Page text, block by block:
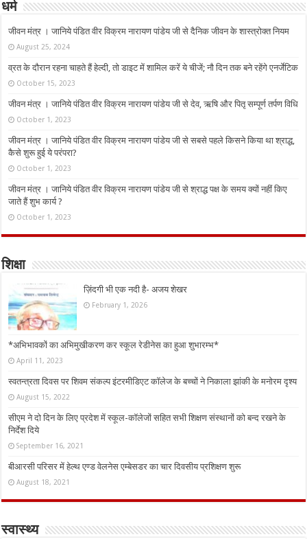
धर्म
जीवन मंत्र । जानिये पंडित वीर विक्रम नारायण पांडेय जी से दैनिक जीवन के शास्त्रोक्त नियम
August 25, 2024
व्रत के दौरान रहना चाहते हैं हेल्दी, तो डाइट में शामिल करें ये चीजें; नौ दिन तक बने रहेंगे एनर्जेटिक
October 15, 2023
जीवन मंत्र । जानिये पंडित वीर विक्रम नारायण पांडेय जी से देव, ऋषि और पितृ सम्पूर्ण तर्पण विधि
October 1, 2023
जीवन मंत्र । जानिये पंडित वीर विक्रम नारायण पांडेय जी से सबसे पहले किसने किया था श्राद्ध,
कैसे शुरू हुई ये परंपरा?
October 1, 2023
जीवन मंत्र । जानिये पंडित वीर विक्रम नारायण पांडेय जी से श्राद्ध पक्ष के समय क्यों नहीं किए
जाते हैं शुभ कार्य ?
October 1, 2023
शिक्षा
ज़िंदगी भी एक नदी है- अजय शेखर
February 1, 2026
*अभिभावकों का अभिमुखीकरण कर स्कूल रेडीनेस का हुआ शुभारम्भ*
April 11, 2023
स्वतन्त्रता दिवस पर शिवम संकल्प इंटरमीडिएट कॉलेज के बच्चों ने निकाला झांकी के मनोरम दृश्य
August 15, 2022
सीएम ने दो दिन के लिए प्रदेश में स्कूल-कॉलेजों सहित सभी शिक्षण संस्थानों को बन्द रखने के
निर्देश दिये
September 16, 2021
बीआरसी परिसर में हेल्थ एण्ड वेलनेस एम्बेसडर का चार दिवसीय प्रशिक्षण शुरू
August 18, 2021
स्वास्थ्य